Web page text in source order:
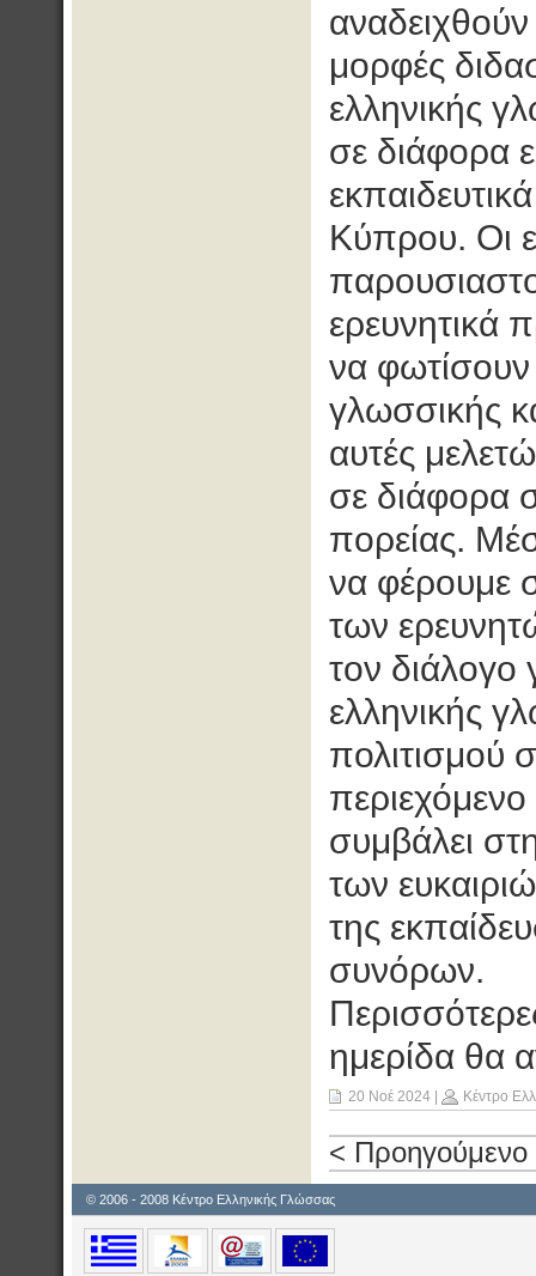
μορφές
ελληνικής
σε διάφορα
Κύπρου. Οι
ερευνητικά
να φωτίσουν
γλωσσικής
αυτές
σε διάφορα
πορείας.
να φέρουμε
των
τον διάλογο
ελληνικής
πολιτισμού
συμβάλει
των
της
συνόρων.
ημερίδα θα
20 Νοέ 2024 Κέντρο
< Προηγούμενο
© 2006 - 2008 Κέντρο Ελληνικής Γλώσσας